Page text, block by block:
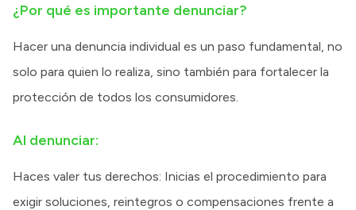
¿Por qué es importante denunciar?
Hacer una denuncia individual es un paso fundamental, no
solo para quien lo realiza, sino también para fortalecer la
protección de todos los consumidores.
Al denunciar:
Haces valer tus derechos: Inicias el procedimiento para
exigir soluciones, reintegros o compensaciones frente a